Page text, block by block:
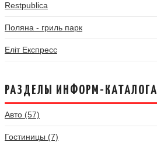
Restpublica
Поляна - гриль парк
Еліт Експресс
РАЗДЕЛЫ ИНФОРМ-КАТАЛОГА
Авто (57)
Гостиницы (7)